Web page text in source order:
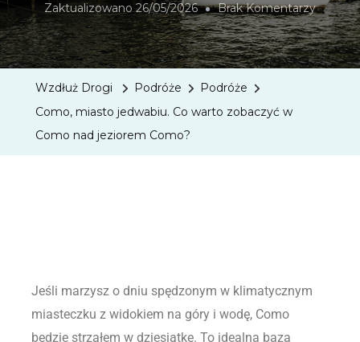
Zaktualizowano26/05/2026 Brak Komentarzy
Wzdłuż Drogi Podróże
Podróże
Como, miasto jedwabiu. Co warto zobaczyć w
Como nad jeziorem Como?
Jeśli marzysz o dniu spędzonym w klimatycznym
miasteczku z widokiem na góry i wodę, Como
będzie strzałem w dziesiątkę. To idealna baza